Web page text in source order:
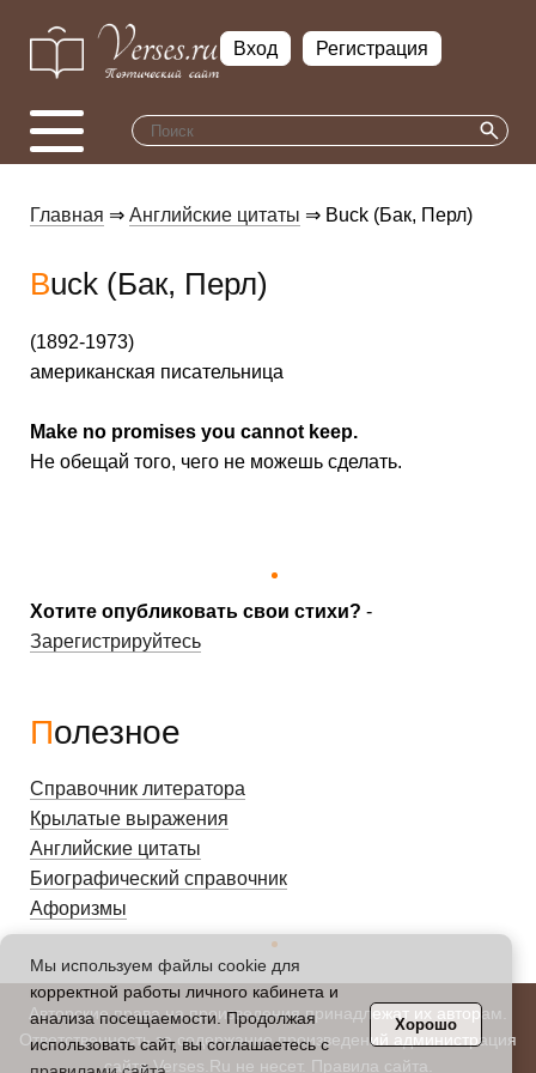
Вход Регистрация
Хотите опубликовать свои стихи? -
Зарегистрируйтесь
Главная ⇒ Английские цитаты ⇒ Buck (Бак, Перл)
Buck (Бак, Перл)
(1892-1973)
американская писательница
Make no promises you cannot keep.
Не обещай того, чего не можешь сделать.
Полезное
Справочник литератора
Крылатые выражения
Английские цитаты
Биографический справочник
Афоризмы
Авторские права на произведения принадлежат их авторам.
Ответственность за содержание произведений администрация
сайта Verses.Ru не несет. Правила сайта
Мы используем файлы cookie для
корректной работы личного кабинета и
анализа посещаемости. Продолжая
использовать сайт, вы соглашаетесь с
Хорошо